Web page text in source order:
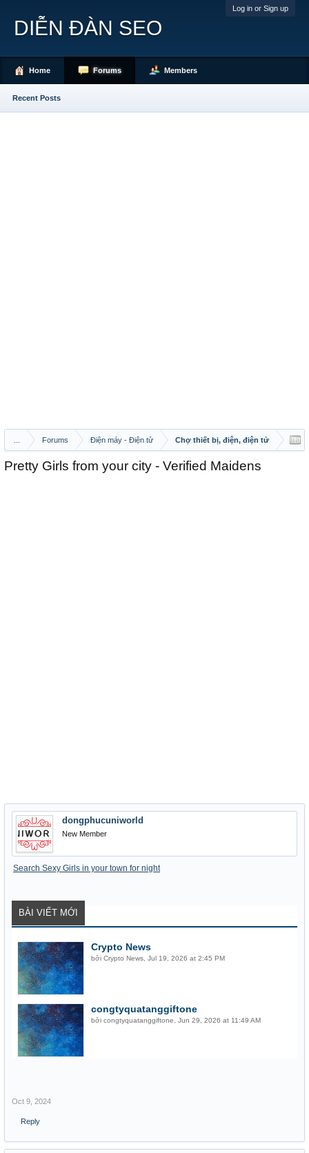
Log in or Sign up
Forums Điện máy - Điện tử Chợ thiết bị, điện, điện tử
Pretty Girls from your city - Verified Maidens
dongphucuniworld
New Member
Search Sexy Girls in your town for night
BÀI VIẾT MỚI
Crypto News
bởiCrypto News ,Jul 19, 2026 at 2:45 PM
congtyquatanggiftone
bởicongtyquatanggiftone ,Jun 29, 2026 at 11:49 AM
Oct 9, 2024
Reply
DIỄN ĐÀN SEO
Home Forums
Recent Posts
Members